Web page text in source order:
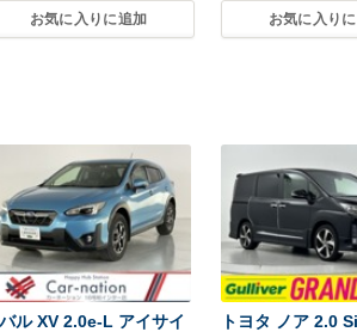
お気に入りに追加 お気に入り
ル XV 2.0e-L アイサイ
トヨタ ノア 2.0